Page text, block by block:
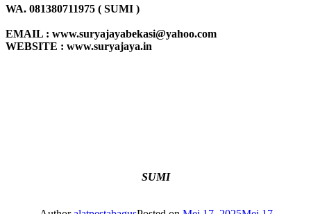
WA. 081380711975 ( SUMI )
EMAIL : www.suryajayabekasi@yahoo.com
WEBSITE : www.suryajaya.in
SUMI